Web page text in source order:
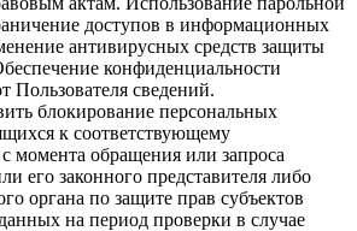
доступов в информационных
антивирусных средств защиты
конфиденциальности
Пользователя сведений.
блокирование персональных
к соответствующему
момента обращения или запроса
его законного представителя либо
органа по защите прав субъектов
на период проверки в случае